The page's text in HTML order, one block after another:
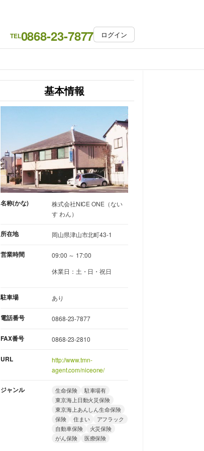
TEL0868-23-7877 ログイン
基本情報
名称(かな)
株式会社NICE ONE（ない
す わん）
所在地 岡山県津山市北町43-1
営業時間
09:00 ～ 17:00
休業日：土・日・祝日
駐車場 あり
電話番号 0868-23-7877
FAX番号 0868-23-2810
URL
http://www.tmn-
agent.com/niceone/
ジャンル 生命保険
駐車場有
東京海上日動火災保険
東京海上あんしん生命保険
保険
住まい
アフラック
自動車保険
火災保険
がん保険
医療保険